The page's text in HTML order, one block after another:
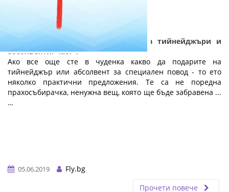
Практични и полезни подаръци за тийнейджъри и
абсолвенти: Част 1
Ако все още сте в чуденка какво да подарите на
тийнейджър или абсолвент за специален повод - то ето
няколко практични предложения. Те са не поредна
прахосъбирачка, ненужна вещ, която ще бъде забравена ...
…
05.06.2019
Fly.bg
Прочети повече